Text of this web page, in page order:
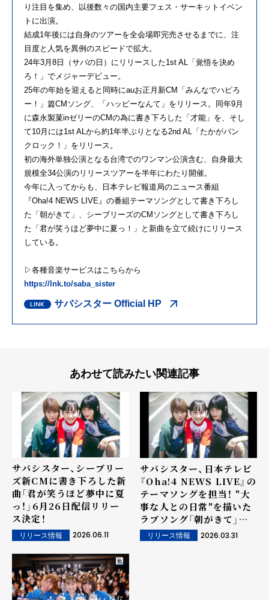
り注目を集め、以後数々の国内主要フェス・サーキットイベン
トに出演。
結成1年後には自身のツアーを全会場即完売させるまでに、注
目度と人気を異例のスピードで拡大。
24年3月8日（サバの日）にリリースした1st AL「覚悟を決め
ろ！」でメジャーデビュー。
25年の年始を迎えると同時にauお正月新CM「みんなでハピろ
ー！」篇CMソング、「ハッピーなんて」をリリース。同年9月
に森永製菓inゼリーのCMの為に書き下ろした「才能」を、そし
て10月には1st ALから約1年半ぶりとなる2nd AL「たかがパン
クロック！」をリリース。
初の海外単独公演となる台湾でのワンマン公演含む、自身最大
規模全34公演のリリースツアーを半年にわたり開催。
今年に入ってからも、日本テレビ報道局のニュース番組
『Oha!4 NEWS LIVE』の番組テーマソングとして書き下ろし
た「朝がきて」、シーブリーズのCMソングとして書き下ろし
た「君が笑うほど夢中に夏っ！」と新曲を立て続けにリリース
している。
▷各種音楽サービスはこちらから
https://lnk.to/saba_sister
サバシスター Official HP
あわせて読みたい関連記事
サバシスター、シーブリー
ズ新CMに書き下ろした新
曲「君が笑うほど夢中に夏
っ！」6月26日配信リリー
ス決定！
リリース情報 2026.06.11
サバシスター、日本テレビ
『Oha!4 NEWS LIVE』の
テーマソングを担当！ "大
事な人との日常"を描いた
ラブソング「朝がきて」を4
月1日配信リリース！（コメ
ントあり）
リリース情報 2026.03.31